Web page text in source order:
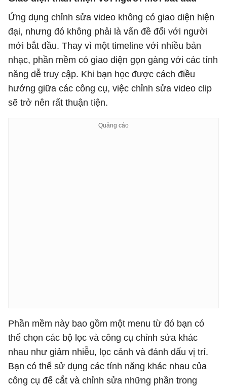
Ứng dụng chỉnh sửa video không có giao diện hiện
đại, nhưng đó không phải là vấn đề đối với người
mới bắt đầu. Thay vì một timeline với nhiều bản
nhạc, phần mềm có giao diện gọn gàng với các tính
năng dễ truy cập. Khi bạn học được cách điều
hướng giữa các công cụ, việc chỉnh sửa video clip
sẽ trở nên rất thuận tiện.
Phần mềm này bao gồm một menu từ đó bạn có
thể chọn các bộ lọc và công cụ chỉnh sửa khác
nhau như giảm nhiễu, lọc cảnh và đánh dấu vị trí.
Bạn có thể sử dụng các tính năng khác nhau của
công cụ để cắt và chỉnh sửa những phần trong